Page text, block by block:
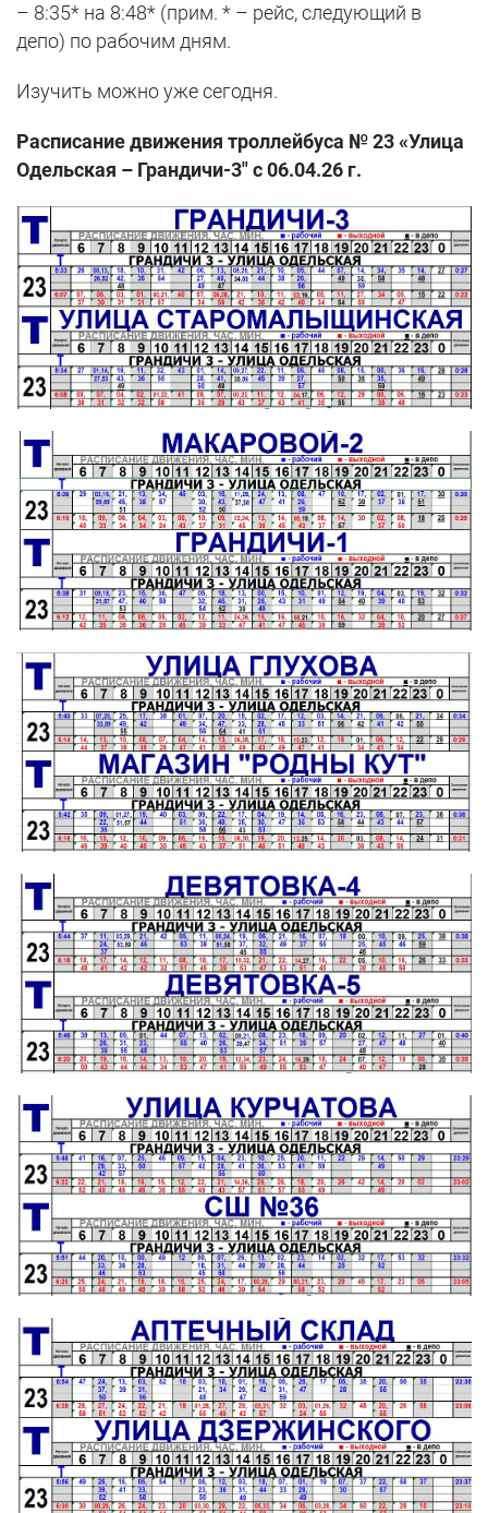
– 8:35* на 8:48* (прим. * – рейс, следующий в
депо) по рабочим дням.
Изучить можно уже сегодня.
Расписание движения троллейбуса № 23 «Улица
Одельская – Грандичи-3" с 06.04.26 г.